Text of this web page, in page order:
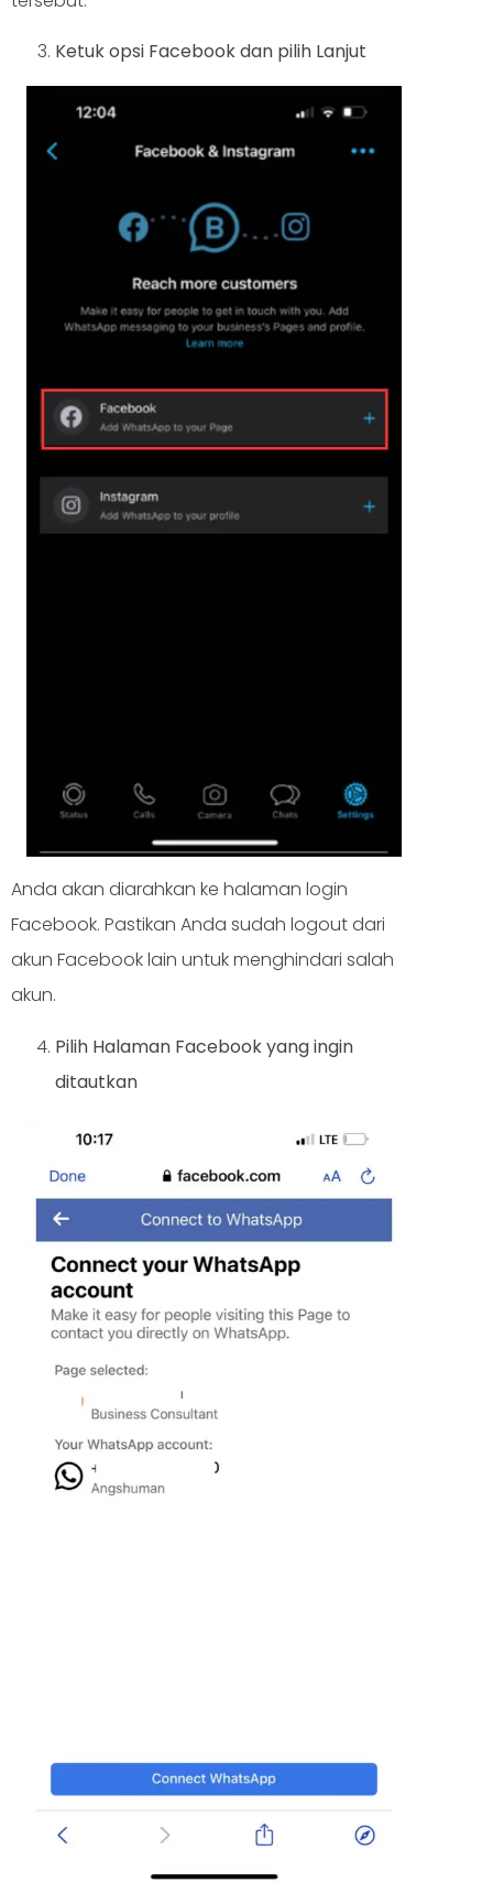
Ketuk opsi Facebook dan pilih Lanjut
Anda akan diarahkan ke halaman login
Facebook. Pastikan Anda sudah logout dari
akun Facebook lain untuk menghindari salah
akun.
Pilih Halaman Facebook yang ingin
ditautkan